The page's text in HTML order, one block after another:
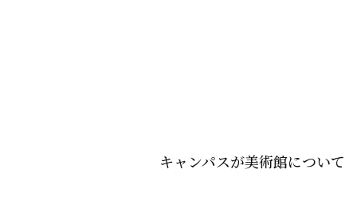
キャンパスが美術館について